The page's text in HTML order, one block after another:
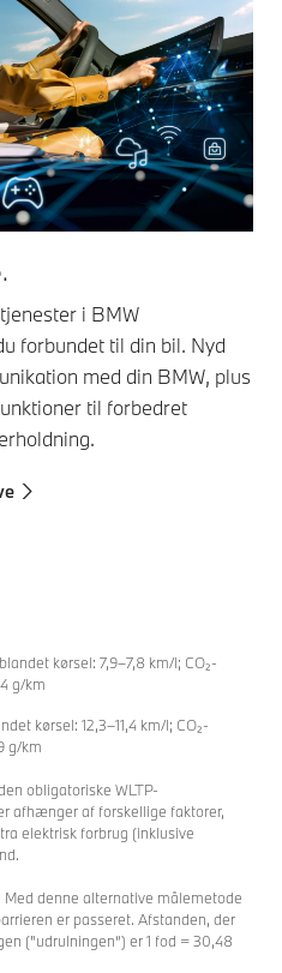
i BMW
forbundet til din bil. Nyd
med din BMW, plus
til forbedret
kørsel: 7,9–7,8 km/l; CO₂-
g/km
kørsel: 12,3–11,4 km/l; CO₂-
g/km
obligatoriske WLTP-
afhænger af forskellige faktorer,
elektrisk forbrug (inklusive
denne alternative målemetode
er passeret. Afstanden, der
("udrulningen“) er 1 fod = 30,48